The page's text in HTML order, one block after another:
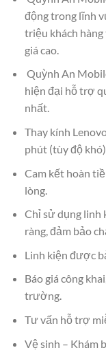
động trong lĩnh
triệu khách
giá cao.
Quỳnh An
hiện đại hỗ trợ
nhất.
Thay kính
phút (tùy độ
Cam kết hoàn
lòng.
Chỉ sử dụng linh
ràng, đảm bảo
Linh kiện được
Báo giá công
trường.
Tư vấn hỗ trợ
Vệ sinh – Khám